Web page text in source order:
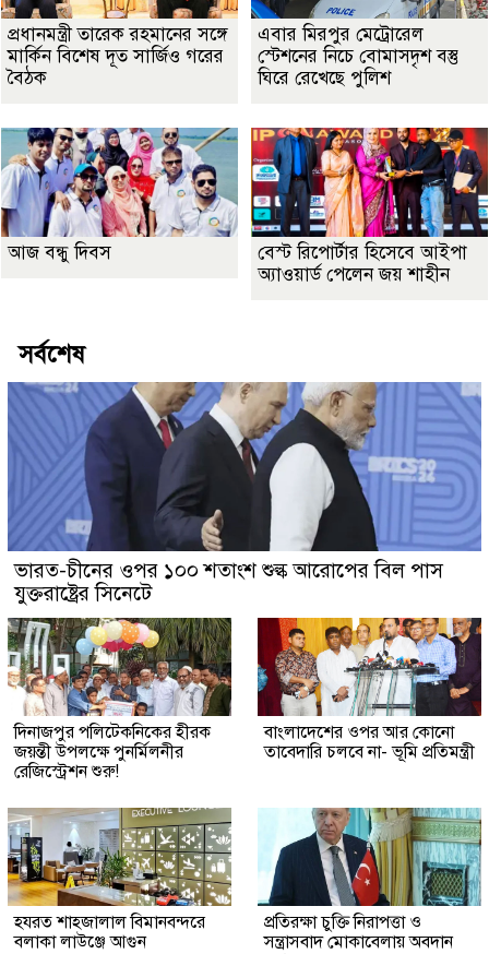
প্রধানমন্ত্রী তারেক রহমানের সঙ্গে
মার্কিন বিশেষ দূত সার্জিও গরের
বৈঠক
এবার মিরপুর মেট্রোরেল
স্টেশনের নিচে বোমাসদৃশ বস্তু
ঘিরে রেখেছে পুলিশ
আজ বন্ধু দিবস
বেস্ট রিপোর্টার হিসেবে আইপা
অ্যাওয়ার্ড পেলেন জয় শাহীন
সর্বশেষ
ভারত-চীনের ওপর ১০০ শতাংশ শুল্ক আরোপের বিল পাস
যুক্তরাষ্ট্রের সিনেটে
দিনাজপুর পলিটেকনিকের হীরক
জয়ন্তী উপলক্ষে পুনর্মিলনীর
রেজিস্ট্রেশন শুরু!
বাংলাদেশের ওপর আর কোনো
তাবেদারি চলবে না- ভূমি প্রতিমন্ত্রী
হযরত শাহজালাল বিমানবন্দরে
বলাকা লাউঞ্জে আগুন
প্রতিরক্ষা চুক্তি নিরাপত্তা ও
সন্ত্রাসবাদ মোকাবেলায় অবদান